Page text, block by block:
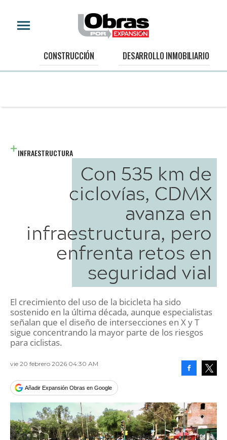
CONSTRUCCIÓN DESARROLLO INMOBILIARIO
INFRAESTRUCTURA
Con 535 km de
ciclovías, CDMX
avanza en
infraestructura, pero
enfrenta retos en
seguridad vial
El crecimiento del uso de la bicicleta ha sido
sostenido en la última década, aunque especialistas
señalan que el diseño de intersecciones en X y T
sigue concentrando la mayor parte de los riesgos
para ciclistas.
vie 20 febrero 2026 04:30 AM
Añadir Expansión Obras en Google